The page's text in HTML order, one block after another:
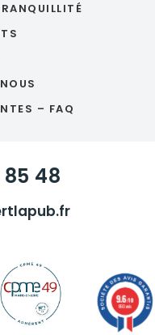
– FAQ
85 48
9.6/10
860 avis